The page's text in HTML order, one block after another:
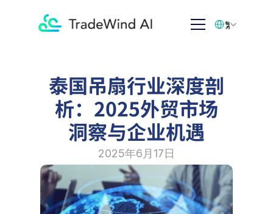
泰国吊扇行业深度剖
析：2025外贸市场
洞察与企业机遇
2025年6月17日
繁体中文